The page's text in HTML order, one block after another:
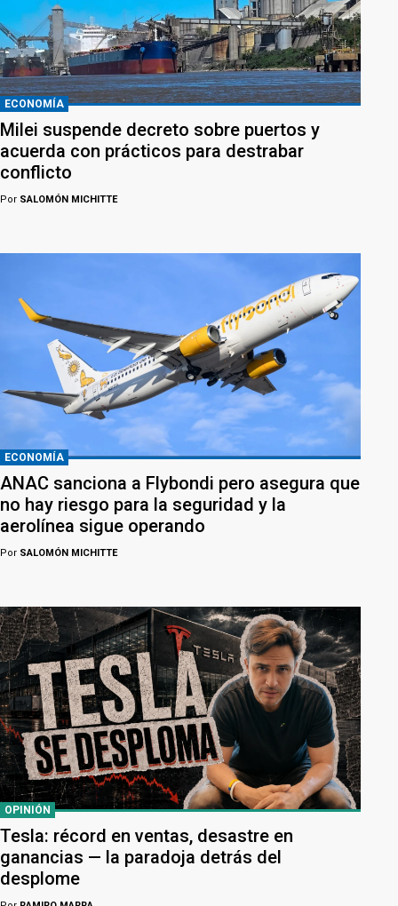
ECONOMÍA
Milei suspende decreto sobre puertos y
acuerda con prácticos para destrabar
conflicto
Por SALOMÓN MICHITTE
ECONOMÍA
ANAC sanciona a Flybondi pero asegura que
no hay riesgo para la seguridad y la
aerolínea sigue operando
Por SALOMÓN MICHITTE
OPINIÓN
Tesla: récord en ventas, desastre en
ganancias — la paradoja detrás del
desplome